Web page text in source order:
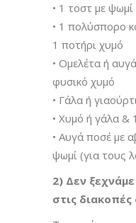
• 1 τοστ με ψωμί
• 1 πολύσπορο
1 ποτήρι χυμό
• Ομελέτα ή
φυσικό χυμό
• Γάλα ή
• Χυμό ή γάλα &
• Αυγά ποσέ με
ψωμί (για τους
2) Δεν
στις